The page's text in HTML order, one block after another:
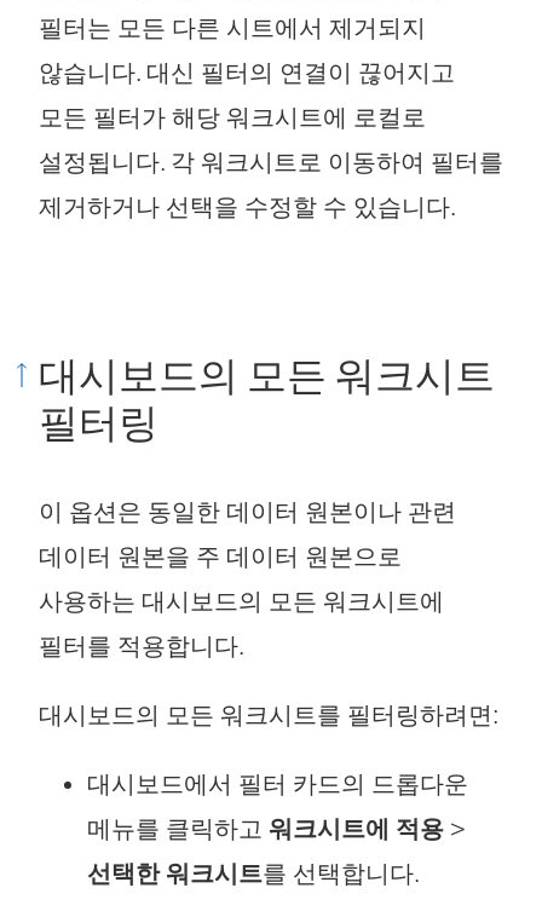
필터는 모든 다른 시트에서 제거되지
않습니다. 대신 필터의 연결이 끊어지고
모든 필터가 해당 워크시트에 로컬로
설정됩니다. 각 워크시트로 이동하여 필터를
제거하거나 선택을 수정할 수 있습니다.
대시보드의 모든 워크시트
필터링
이 옵션은 동일한 데이터 원본이나 관련
데이터 원본을 주 데이터 원본으로
사용하는 대시보드의 모든 워크시트에
필터를 적용합니다.
대시보드의 모든 워크시트를 필터링하려면:
대시보드에서 필터 카드의 드롭다운
메뉴를 클릭하고 워크시트에 적용 >
선택한 워크시트를 선택합니다.